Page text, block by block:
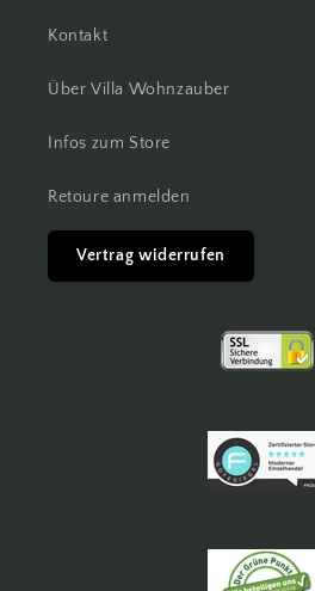
Kontakt
Über Villa Wohnzauber
Infos zum Store
Retoure anmelden
Vertrag widerrufen